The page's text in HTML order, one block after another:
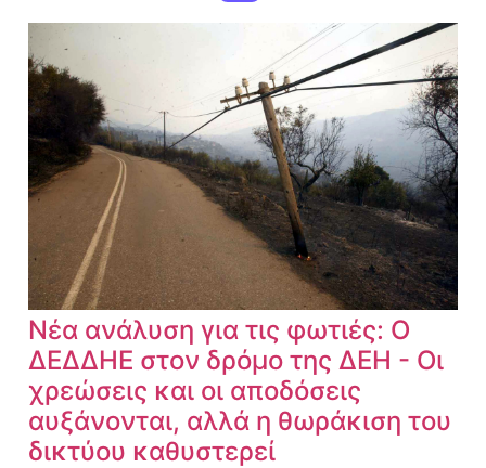
Νέα ανάλυση για τις φωτιές: Ο
ΔΕΔΔΗΕ στον δρόμο της ΔΕΗ - Οι
χρεώσεις και οι αποδόσεις
αυξάνονται, αλλά η θωράκιση του
δικτύου καθυστερεί